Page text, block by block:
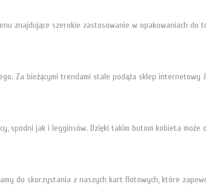
znajdujące szerokie zastosowanie w opakowaniach
Za bieżącymi trendami stale podąża sklep
jak i legginsów. Dzięki takim butom kobieta może
do skorzystania z naszych kart flotowych, które